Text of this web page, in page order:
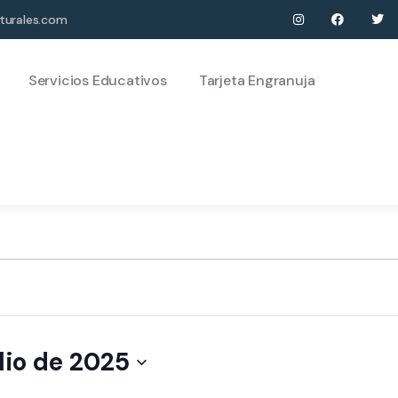
Servicios Educativos Tarjeta Engranuja
de 2025